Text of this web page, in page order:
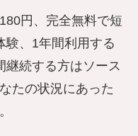
円、完全無料で短
験、1年間利用する
継続する方はソース
たの状況にあった